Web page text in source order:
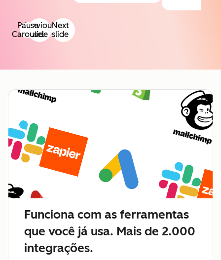
Previous
slide
Next
slide
Pause
Carousel
Funciona com as ferramentas
que você já usa. Mais de 2.000
integrações.